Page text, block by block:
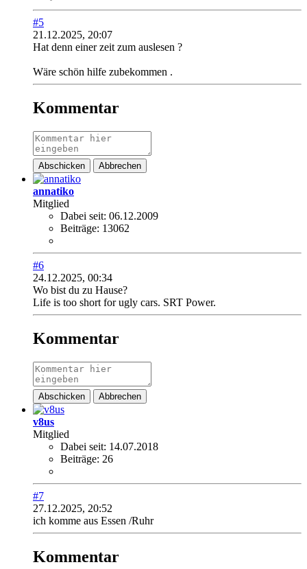
#5
21.12.2025, 20:07
Hat denn einer zeit zum auslesen ?
Wäre schön hilfe zubekommen .
Kommentar
Abschicken Abbrechen
annatiko
Mitglied
Dabei seit: 06.12.2009
Beiträge: 13062
#6
24.12.2025, 00:34
Wo bist du zu Hause?
Life is too short for ugly cars. SRT Power.
Kommentar
Abschicken Abbrechen
v8us
Mitglied
Dabei seit: 14.07.2018
Beiträge: 26
#7
27.12.2025, 20:52
ich komme aus Essen /Ruhr
Kommentar